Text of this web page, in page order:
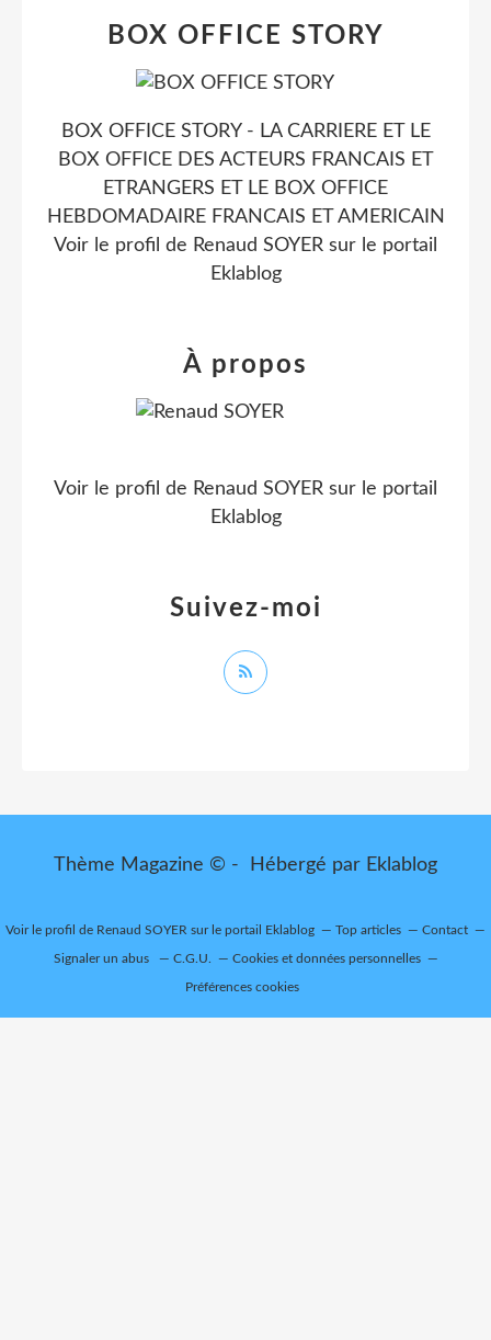
BOX OFFICE STORY
BOX OFFICE STORY - LA CARRIERE ET LE
BOX OFFICE DES ACTEURS FRANCAIS ET
ETRANGERS ET LE BOX OFFICE
HEBDOMADAIRE FRANCAIS ET AMERICAIN
Voir le profil de Renaud SOYER sur le portail
Eklablog
Suivez-moi
À propos
Voir le profil de Renaud SOYER sur le portail
Eklablog
Thème Magazine © - Hébergé par Eklablog
Voir le profil de Renaud SOYER sur le portail Eklablog Top articles Contact
Signaler un abus C.G.U. Cookies et données personnelles
Préférences cookies